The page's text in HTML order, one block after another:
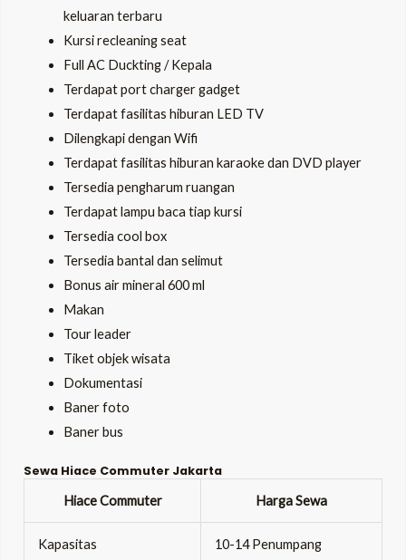
keluaran terbaru
Kursi recleaning seat
Full AC Duckting / Kepala
Terdapat port charger gadget
Terdapat fasilitas hiburan LED TV
Dilengkapi dengan Wifi
Terdapat fasilitas hiburan karaoke dan DVD player
Tersedia pengharum ruangan
Terdapat lampu baca tiap kursi
Tersedia cool box
Tersedia bantal dan selimut
Bonus air mineral 600 ml
Makan
Tour leader
Tiket objek wisata
Dokumentasi
Baner foto
Baner bus
Sewa Hiace Commuter Jakarta
Hiace Commuter
Harga Sewa
Kapasitas 10-14 Penumpang